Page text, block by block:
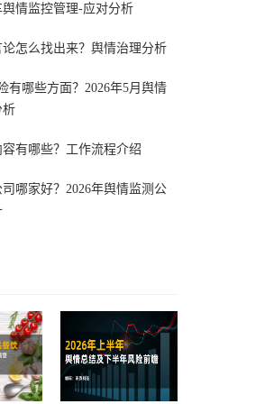
舆情监控管理-应对分析
怎么找出来？舆情治理分析
有哪些方面？2026年5月舆情
析
有哪些？工作流程介绍
哪家好？2026年舆情监测公